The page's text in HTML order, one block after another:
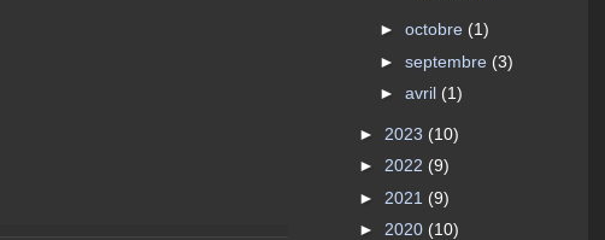
► octobre (1)
► septembre (3)
► avril (1)
► 2023 (10)
► 2022 (9)
► 2021 (9)
► 2020 (10)